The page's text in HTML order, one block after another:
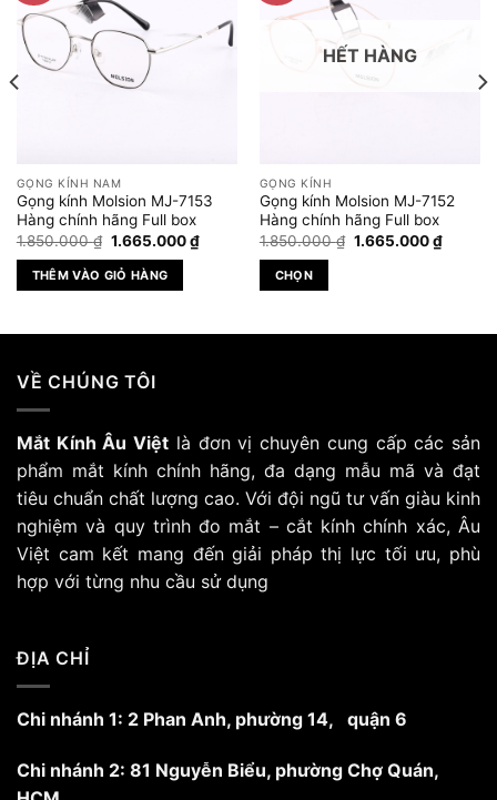
GỌNG KÍNH NAM
Gọng kính Molsion MJ-7153
Hàng chính hãng Full box
1.850.000₫ Giá
gốc
là:
1.850.000 ₫.
1.665.000₫Giá
hiện
1.665.000 ₫.
THÊM VÀO GIỎ HÀNG
HẾT HÀNG
GỌNG KÍNH
Gọng kính Molsion MJ-7152
Hàng chính hãng Full box
1.850.000₫ Giá
gốc
1.665.000₫Giá
hiện
CHỌN
thể.
Các
tùy
chọn
có
thể
được
₫.
VỀ CHÚNG TÔI
Mắt Kính Âu Việt là đơn vị chuyên cung cấp các sản
phẩm mắt kính chính hãng, đa dạng mẫu mã và đạt
tiêu chuẩn chất lượng cao. Với đội ngũ tư vấn giàu kinh
nghiệm và quy trình đo mắt – cắt kính chính xác, Âu
Việt cam kết mang đến giải pháp thị lực tối ưu, phù
hợp với từng nhu cầu sử dụng
ĐỊA CHỈ
Chi nhánh 1: 2 Phan Anh, phường 14, quận 6
Chi nhánh 2: 81 Nguyễn Biểu, phường Chợ Quán,